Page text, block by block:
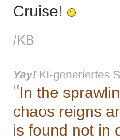
Cruise!
/KB
Yay! KI-generiertes
"In the
chaos reigns
is found not in